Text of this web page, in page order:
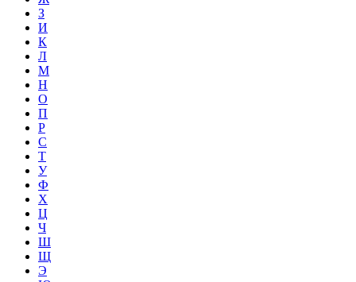
З
И
К
Л
М
Н
О
П
Р
С
Т
У
Ф
Х
Ц
Ч
Ш
Щ
Э